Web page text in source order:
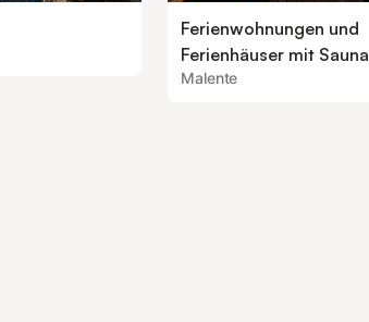
Ferienwohnungen und
Ferienhäuser mit Sauna
Malente